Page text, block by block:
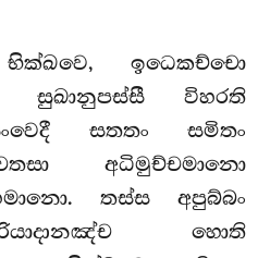
ඉධෙකච්චො
සුඛානුපස්සී විහරති
සතතං සමිතං
අධිමුච්චමානො
තස්ස අපුබ්බං
හොති